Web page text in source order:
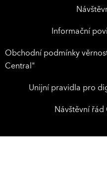
Informační
Obchodní podmínky
Central"
Unijní pravidla pro
Návštěvní